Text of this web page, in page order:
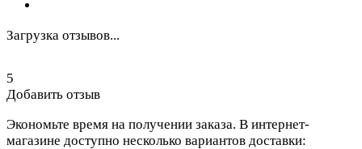
Загрузка отзывов...
5
Добавить отзыв
Экономьте время на получении заказа. В интернет-
магазине доступно несколько вариантов доставки: